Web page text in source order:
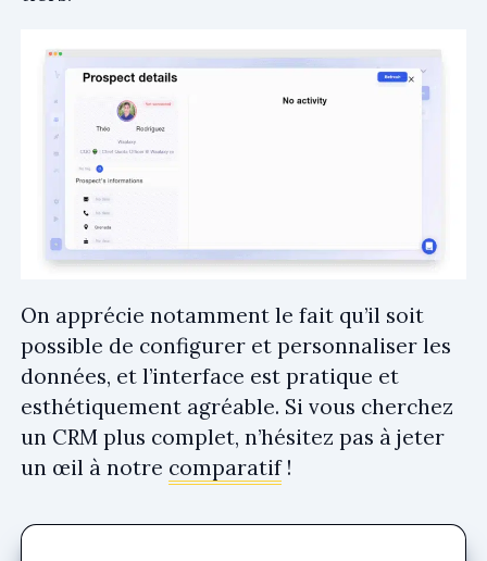
On apprécie notamment le fait qu’il soit
possible de configurer et personnaliser les
données, et l’interface est pratique et
esthétiquement agréable. Si vous cherchez
un CRM plus complet, n’hésitez pas à jeter
un œil à notre comparatif!